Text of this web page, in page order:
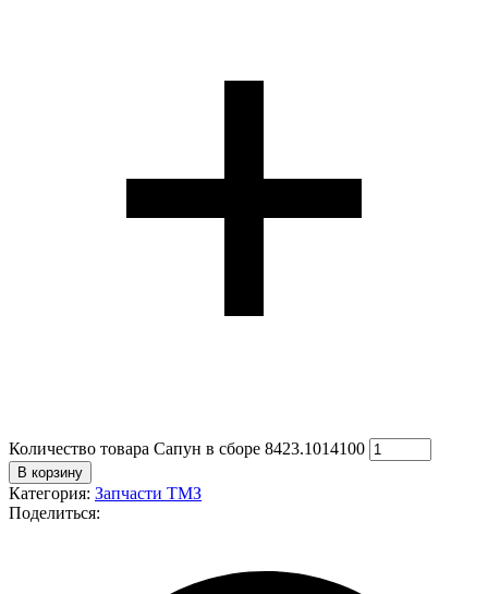
Количество товара Сапун в сборе 8423.1014100
В корзину
Категория: Запчасти ТМЗ
Поделиться: